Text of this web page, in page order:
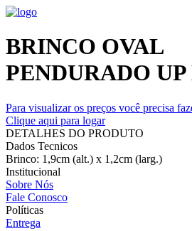
BRINCO OVAL
PENDURADO UP
Para visualizar os preços você precisa
Clique aqui para logar
DETALHES DO PRODUTO
Dados Tecnicos
Brinco: 1,9cm (alt.) x 1,2cm (larg.)
Institucional
Sobre Nós
Fale Conosco
Políticas
Entrega